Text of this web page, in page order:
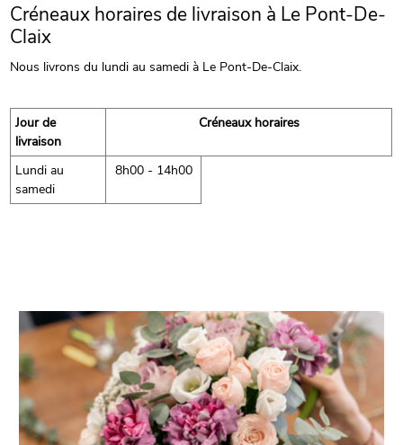
Créneaux horaires de livraison à Le Pont-De-
Claix
Nous livrons du lundi au samedi à Le Pont-De-Claix.
Jour de
livraison
Créneaux horaires
Lundi au
samedi
8h00 - 14h00